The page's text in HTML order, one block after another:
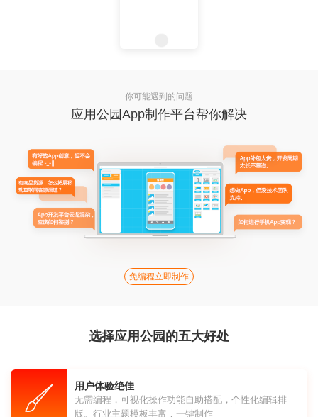
你可能遇到的问题
应用公园App制作平台帮你解决
免编程立即制作
选择应用公园的五大好处
用户体验绝佳
无需编程，可视化操作功能自助搭配，个性化编辑排
版。行业主题模板丰富，一键制作